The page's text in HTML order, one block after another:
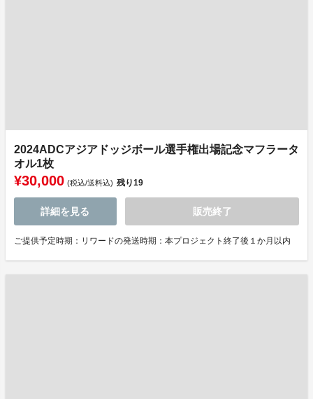
2024ADCアジアドッジボール選手権出場記念マフラータ
オル1枚
¥30,000 (税込/送料込) 残り19
詳細を見る 販売終了
ご提供予定時期：リワードの発送時期：本プロジェクト終了後１か月以内